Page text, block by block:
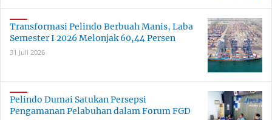
Transformasi Pelindo Berbuah Manis, Laba
Semester I 2026 Melonjak 60,44 Persen
31 Juli 2026
Pelindo Dumai Satukan Persepsi
Pengamanan Pelabuhan dalam Forum FGD